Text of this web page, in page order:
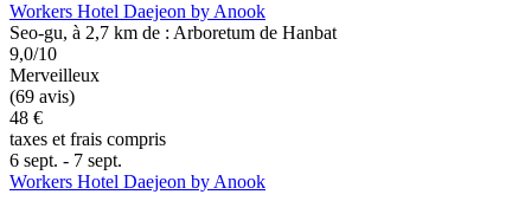
Workers Hotel Daejeon by Anook
Seo-gu, à 2,7 km de : Arboretum de Hanbat
9,0/10
Merveilleux
(69 avis)
48 €
taxes et frais compris
6 sept. - 7 sept.
Workers Hotel Daejeon by Anook